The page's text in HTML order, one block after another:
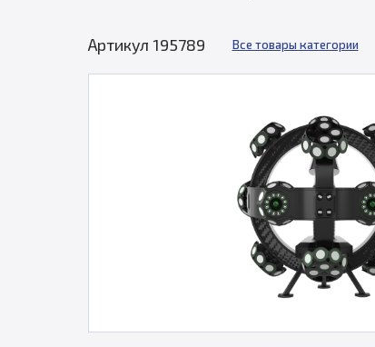
Артикул 195789 Все товары категории